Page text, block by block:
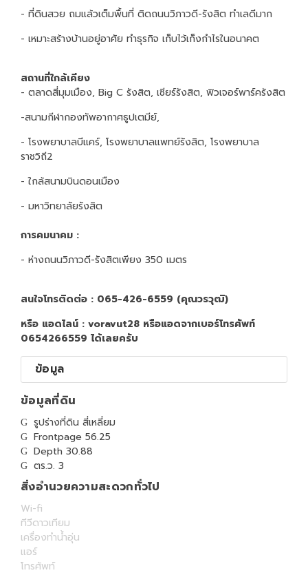
- ที่ดินสวย ถมแล้วเต็มพื้นที่ ติดถนนวิภาวดี-รังสิต ทำเลดีมาก
- เหมาะสร้างบ้านอยู่อาศัย ทำธุรกิจ เก็บไว้เก็งกำไรในอนาคต
สถานที่ใกล้เคียง
- ตลาดสี่มุมเมือง, Big C รังสิต, เซียร์รังสิต, ฟิวเจอร์พาร์ครังสิต
-สนามกีฬากองทัพอากาศธูปเตมีย์,
- โรงพยาบาลบีแคร์, โรงพยาบาลแพทย์รังสิต, โรงพยาบาล
ราชวิถี2
- ใกล้สนามบินดอนเมือง
- มหาวิทยาลัยรังสิต
การคมนาคม :
- ห่างถนนวิภาวดี-รังสิตเพียง 350 เมตร
สนใจโทรติดต่อ : 065-426-6559 (คุณวรวุฒิ)
หรือ แอดไลน์ : voravut28 หรือแอดจากเบอร์โทรศัพท์
0654266559 ได้เลยครับ
ข้อมูล
ข้อมูลที่ดิน
รูปร่างที่ดิน สี่เหลี่ยม
Frontpage 56.25
Depth 30.88
ตร.ว. 3
สิ่งอำนวยความสะดวกทั่วไป
Wi-fi
ทีวีดาวเทียม
เครื่องทำน้ำอุ่น
แอร์
โทรศัพท์